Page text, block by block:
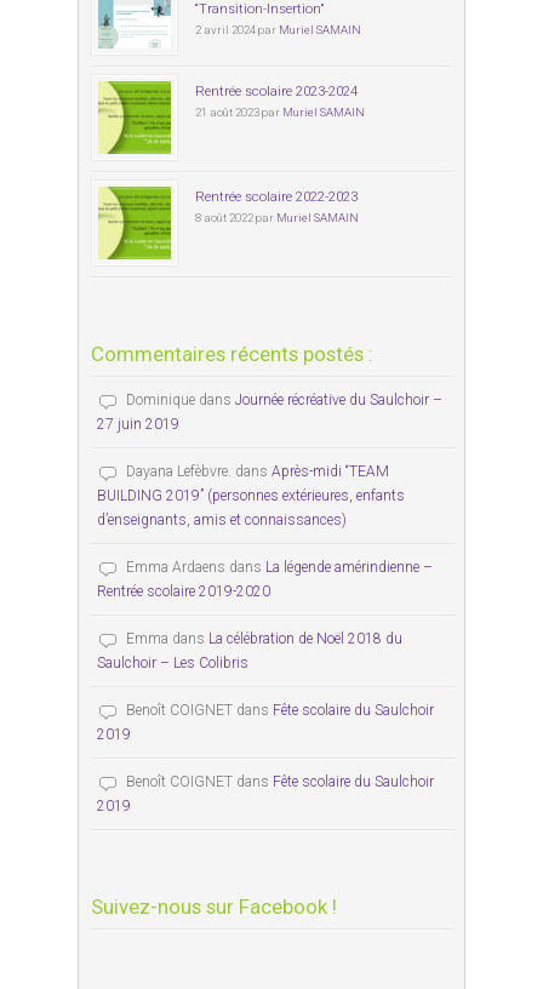
“Transition-Insertion”
2 avril 2024 par Muriel SAMAIN
Rentrée scolaire 2023-2024
21 août 2023 par Muriel SAMAIN
Rentrée scolaire 2022-2023
8 août 2022 par Muriel SAMAIN
Commentaires récents postés :
Dominique dans Journée récréative du Saulchoir –
27 juin 2019
Dayana Lefèbvre. dans Après-midi “TEAM
BUILDING 2019” (personnes extérieures, enfants
d’enseignants, amis et connaissances)
Emma Ardaens dans La légende amérindienne –
Rentrée scolaire 2019-2020
Emma dans La célébration de Noël 2018 du
Saulchoir – Les Colibris
Benoît COIGNET dans Fête scolaire du Saulchoir
2019
Benoît COIGNET dans Fête scolaire du Saulchoir
2019
Suivez-nous sur Facebook !